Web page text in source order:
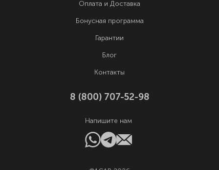
Оплата и Доставка
Бонусная программа
Гарантии
Блог
Контакты
8 (800) 707-52-98
Напишите нам